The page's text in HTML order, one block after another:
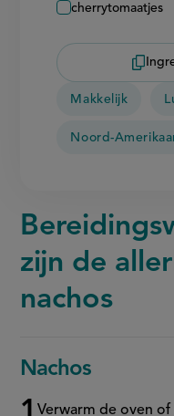
cherrytomaatjes
Makkelijk
Noord-
zijn de
nachos
Nachos
Verwarm de oven